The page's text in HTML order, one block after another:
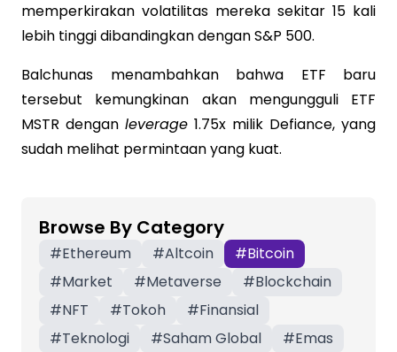
memperkirakan volatilitas mereka sekitar 15 kali
lebih tinggi dibandingkan dengan S&P 500.
Balchunas menambahkan bahwa ETF baru
tersebut kemungkinan akan mengungguli ETF
MSTR dengan leverage 1.75x milik Defiance, yang
sudah melihat permintaan yang kuat.
Browse By Category
#Ethereum #Altcoin #Bitcoin
#Market #Metaverse #Blockchain
#NFT #Tokoh #Finansial
#Teknologi #Saham Global #Emas